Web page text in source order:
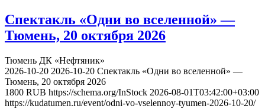
Спектакль «Одни во вселенной» —
Тюмень, 20 октября 2026
Тюмень ДК «Нефтяник»
2026-10-20 2026-10-20 Спектакль «Одни во вселенной» —
Тюмень, 20 октября 2026
1800 RUB https://schema.org/InStock 2026-08-01T03:42:00+03:00
https://kudatumen.ru/event/odni-vo-vselennoy-tyumen-2026-10-20/